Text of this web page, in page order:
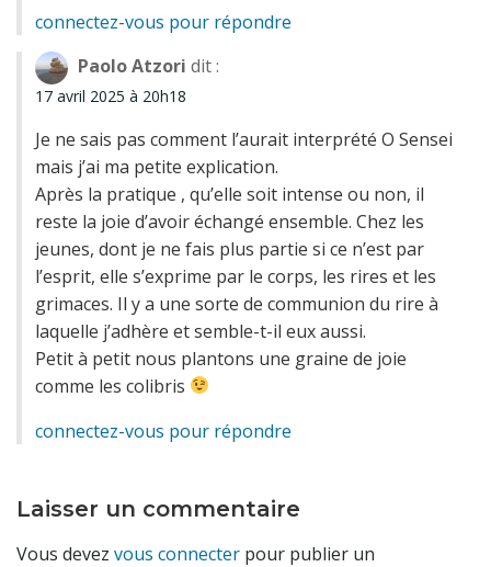
connectez-vous pour répondre
Paolo Atzori dit :
17 avril 2025 à 20h18
Je ne sais pas comment l’aurait interprété O Sensei
mais j’ai ma petite explication.
Après la pratique , qu’elle soit intense ou non, il
reste la joie d’avoir échangé ensemble. Chez les
jeunes, dont je ne fais plus partie si ce n’est par
l’esprit, elle s’exprime par le corps, les rires et les
grimaces. Il y a une sorte de communion du rire à
laquelle j’adhère et semble-t-il eux aussi.
Petit à petit nous plantons une graine de joie
comme les colibris
connectez-vous pour répondre
Laisser un commentaire
Vous devez vous connecter pour publier un